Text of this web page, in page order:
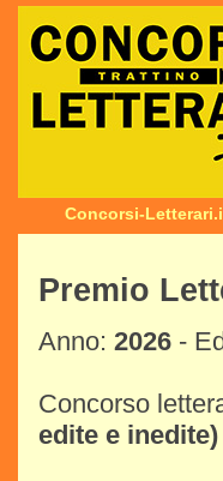
Concorsi-
Premio
Anno: 2026 -
Concorso
edite e inedite)